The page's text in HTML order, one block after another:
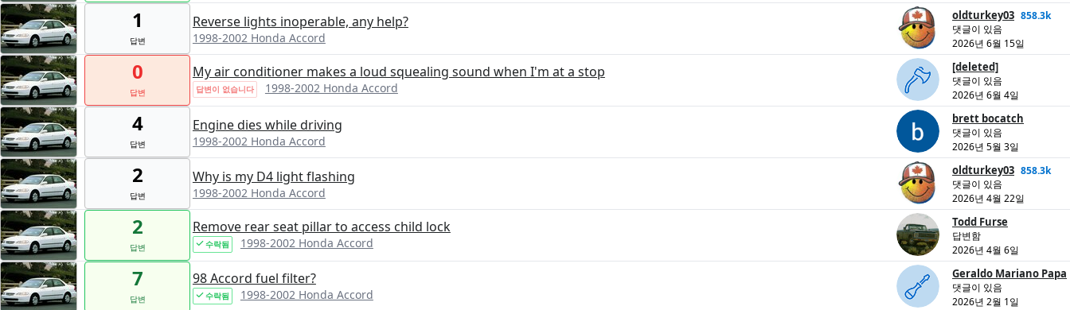
1
답변
Reverse lights inoperable, any help?
1998-2002 Honda Accord
oldturkey03 858.3k
댓글이 있음
2026년 6월 15일
0
답변
My air conditioner makes a loud squealing sound when I'm at a stop
답변이 없습니다 1998-2002 Honda Accord
[deleted]
댓글이 있음
2026년 6월 4일
4
답변
Engine dies while driving
1998-2002 Honda Accord
brett bocatch
댓글이 있음
2026년 5월 3일
2
답변
Why is my D4 light flashing
1998-2002 Honda Accord
oldturkey03 858.3k
댓글이 있음
2026년 4월 22일
2
답변
Remove rear seat pillar to access child lock
수락됨 1998-2002 Honda Accord
Todd Furse
답변함
2026년 4월 6일
7
답변
98 Accord fuel filter?
수락됨 1998-2002 Honda Accord
Geraldo Mariano Papa
댓글이 있음
2026년 2월 1일